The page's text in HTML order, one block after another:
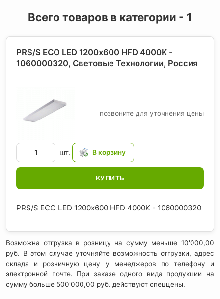
Всего товаров в категории - 1
PRS/S ECO LED 1200х600 HFD 4000K -
1060000320, Световые Технологии, Россия
позвоните для уточнения цены
шт.
КУПИТЬ
PRS/S ECO LED 1200х600 HFD 4000K - 1060000320
Возможна отгрузка в розницу на сумму меньше 10'000,00
руб. В этом случае уточняйте возможность отгрузки, адрес
склада и розничную цену у менеджеров по телефону и
электронной почте. При заказе одного вида продукции на
сумму больше 500'000,00 руб. действуют спеццены.